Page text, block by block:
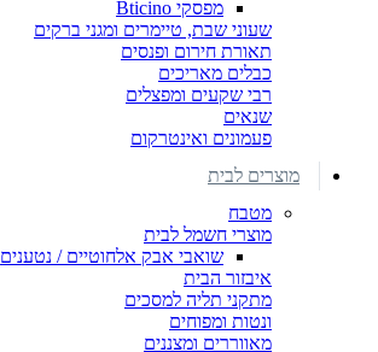
מפסקי Bticino
שעוני שבת, טיימרים ומגני ברקים
תאורת חירום ופנסים
כבלים מאריכים
רבי שקעים ומפצלים
שנאים
פעמונים ואינטרקום
מוצרים לבית
מטבח
מוצרי חשמל לבית
שואבי אבק אלחוטיים / נטענים
איבזור הבית
מתקני תליה למסכים
ונטות ומפוחים
מאווררים ומצננים